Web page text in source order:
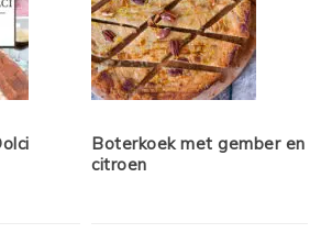
Boterkoek met gember en
citroen